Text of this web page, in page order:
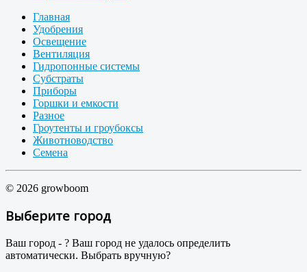
Главная
Удобрения
Освещение
Вентиляция
Гидропонные системы
Субстраты
Приборы
Горшки и емкости
Разное
Гроутенты и гроубоксы
Животноводство
Семена
© 2026 growboom
Выберите город
Ваш город - ? Ваш город не удалось определить
автоматически. Выбрать вручную?